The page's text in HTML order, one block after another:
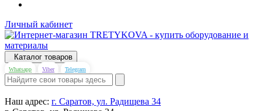
Личный кабинет
Каталог товаров
Whatsapp Viber Telegram
Наш адрес: г. Саратов, ул. Радищева 34